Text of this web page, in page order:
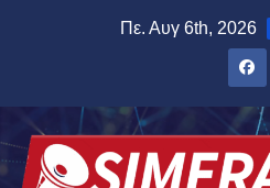
Πε. Αυγ 6th, 2026